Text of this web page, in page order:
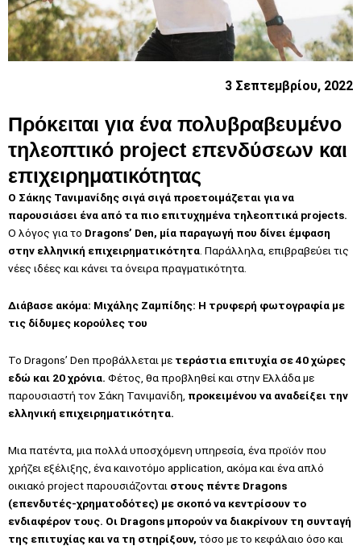
3 Σεπτεμβρίου, 2022
Πρόκειται για ένα πολυβραβευμένο
τηλεοπτικό project επενδύσεων και
επιχειρηματικότητας
Ο Σάκης Τανιμανίδης σιγά σιγά προετοιμάζεται για να
παρουσιάσει ένα από τα πιο επιτυχημένα τηλεοπτικά projects.
Ο λόγος για το Dragons’ Den, μία παραγωγή που δίνει έμφαση
στην ελληνική επιχειρηματικότητα. Παράλληλα, επιβραβεύει τις
νέες ιδέες και κάνει τα όνειρα πραγματικότητα.
Διάβασε ακόμα: Μιχάλης Ζαμπίδης: Η τρυφερή φωτογραφία με
τις δίδυμες κορούλες του
Το Dragons’ Den προβάλλεται με τεράστια επιτυχία σε 40 χώρες
εδώ και 20 χρόνια. Φέτος, θα προβληθεί και στην Ελλάδα με
παρουσιαστή τον Σάκη Τανιμανίδη, προκειμένου να αναδείξει την
ελληνική επιχειρηματικότητα.
Μια πατέντα, μια πολλά υποσχόμενη υπηρεσία, ένα προϊόν που
χρήζει εξέλιξης, ένα καινοτόμο application, ακόμα και ένα απλό
οικιακό project παρουσιάζονται στους πέντε Dragons
(επενδυτές-χρηματοδότες) με σκοπό να κεντρίσουν το
ενδιαφέρον τους. Οι Dragons μπορούν να διακρίνουν τη συνταγή
της επιτυχίας και να τη στηρίξουν, τόσο με το κεφάλαιο όσο και